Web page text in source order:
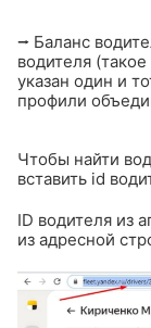
⭢ Баланс
водителя
указан один и
профили
Чтобы найти
вставить id
ID водителя из
из адресной